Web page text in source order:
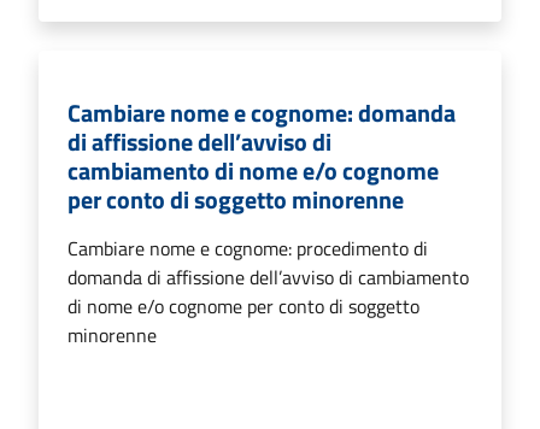
Cambiare nome e cognome: domanda
di affissione dell’avviso di
cambiamento di nome e/o cognome
per conto di soggetto minorenne
Cambiare nome e cognome: procedimento di
domanda di affissione dell’avviso di cambiamento
di nome e/o cognome per conto di soggetto
minorenne